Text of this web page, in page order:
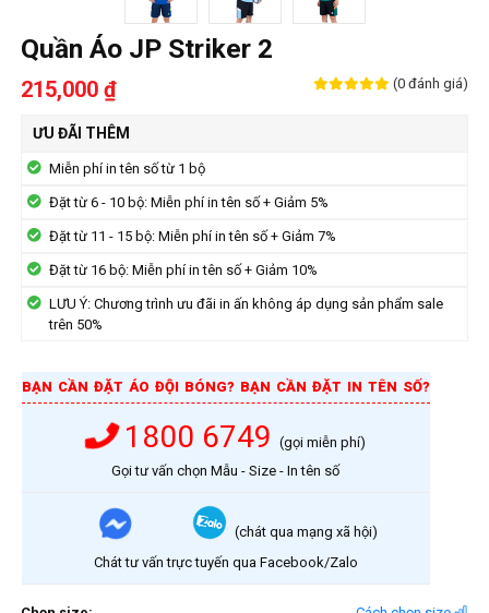
Quần Áo JP Striker 2
215,000 ₫ (0 đánh giá)
ƯU ĐÃI THÊM
Miễn phí in tên số từ 1 bộ
Đặt từ 6 - 10 bộ: Miễn phí in tên số + Giảm 5%
Đặt từ 11 - 15 bộ: Miễn phí in tên số + Giảm 7%
Đặt từ 16 bộ: Miễn phí in tên số + Giảm 10%
LƯU Ý: Chương trình ưu đãi in ấn không áp dụng sản phẩm sale
trên 50%
BẠN CẦN ĐẶT ÁO ĐỘI BÓNG? BẠN CẦN ĐẶT IN TÊN SỐ?
1800 6749 (gọi miễn phí)
Gọi tư vấn chọn Mẫu - Size - In tên số
(chát qua mạng xã hội)
Chát tư vấn trực tuyến qua Facebook/Zalo